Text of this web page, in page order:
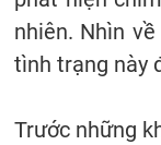
nhiên. Nhìn
tình trạng này
Trước những